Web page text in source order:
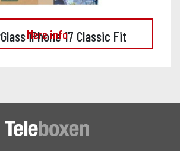
iPhone 17 Classic Fit
Mere info